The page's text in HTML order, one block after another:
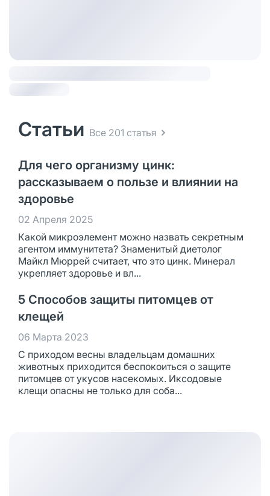
Статьи Все 201 статья
Для чего организму цинк:
рассказываем о пользе и влиянии на
здоровье
02 Апреля 2025
Какой микроэлемент можно назвать секретным
агентом иммунитета? Знаменитый диетолог
Майкл Мюррей считает, что это цинк. Минерал
укрепляет здоровье и вл...
5 Способов защиты питомцев от
клещей
06 Марта 2023
С приходом весны владельцам домашних
животных приходится беспокоиться о защите
питомцев от укусов насекомых. Иксодовые
клещи опасны не только для соба...